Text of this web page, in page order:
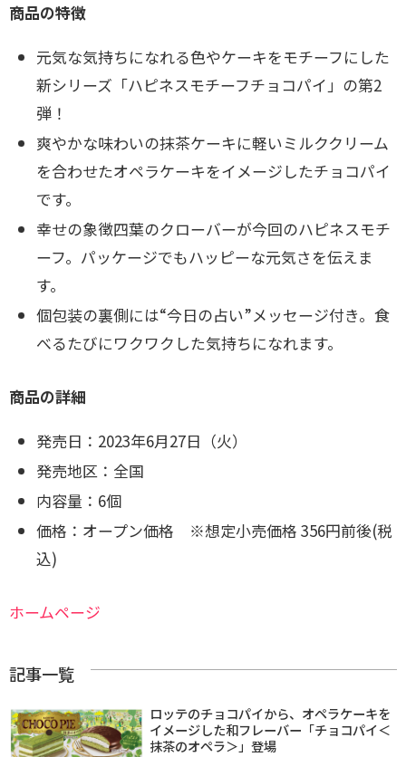
商品の特徴
元気な気持ちになれる色やケーキをモチーフにした
新シリーズ「ハピネスモチーフチョコパイ」の第2
弾！
爽やかな味わいの抹茶ケーキに軽いミルククリーム
を合わせたオペラケーキをイメージしたチョコパイ
です。
幸せの象徴四葉のクローバーが今回のハピネスモチ
ーフ。パッケージでもハッピーな元気さを伝えま
す。
個包装の裏側には“今日の占い”メッセージ付き。食
べるたびにワクワクした気持ちになれます。
商品の詳細
発売日：2023年6月27日（火）
発売地区：全国
内容量：6個
価格：オープン価格 ※想定小売価格 356円前後(税
込)
ホームページ
記事一覧
ロッテのチョコパイから、オペラケーキを
イメージした和フレーバー「チョコパイ＜
抹茶のオペラ＞」登場